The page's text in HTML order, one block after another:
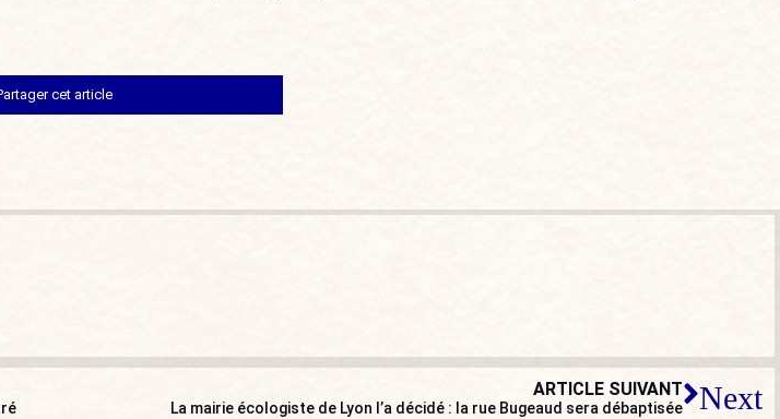
cet article
ARTICLE SUIVANT
La mairie écologiste de Lyon l’a décidé : la rue Bugeaud sera débaptisée Next